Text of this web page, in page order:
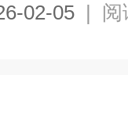
02-05 | 阅